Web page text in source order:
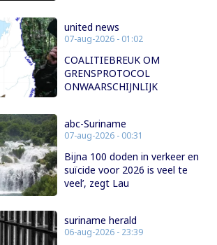
united news
07-aug-2026 - 01:02
COALITIEBREUK OM
GRENSPROTOCOL
ONWAARSCHIJNLIJK
abc-Suriname
07-aug-2026 - 00:31
Bijna 100 doden in verkeer en
suïcide voor 2026 is veel te
veel’, zegt Lau
suriname herald
06-aug-2026 - 23:39